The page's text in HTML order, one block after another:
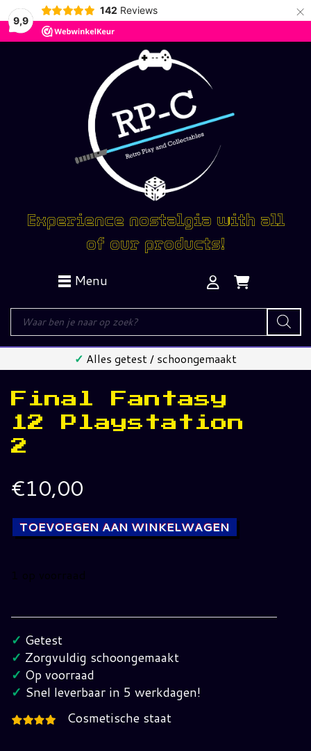
9,9
142 Reviews ×
Experience nostalgia with all
of our products!
Menu
Producten
zoeken
✓ Alles getest / schoongemaakt
Final Fantasy
12 Playstation
2
€10,00
TOEVOEGEN AAN WINKELWAGEN
1 op voorraad
Fantasy
12
Playstation
2
hoeveelheid
✓ Getest
✓ Zorgvuldig schoongemaakt
✓ Op voorraad
✓ Snel leverbaar in 5 werkdagen!
Cosmetische staat